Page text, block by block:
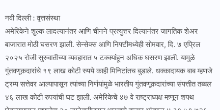
नवी दिल्ली : वृत्तसंस्था
अमेरिकेने शुल्क लादल्यानंतर आणि चीनने प्रत्युत्तर दिल्यानंतर जागतिक शेअर
बाजारात मोठी घसरण झाली. सेन्सेक्स आणि निफ्टीमध्येही सोमवार, दि. ७ एप्रिल
२०२५ रोजी सुरुवातीच्या व्यवहारात ५ टक्क्यांहून अधिक घसरण झाली. यामुळे
गुंतवणूकदारांचे १९ लाख कोटी रुपये काही मिनिटांतच बुडाले. धक्कादायक बाब म्हणजे
ट्रम्प सत्तेवर आल्यापासून त्यांच्या निर्णयांमुळे भारतीय गुंतवणूकदारांच्या संपत्तीत तब्बल
४६ लाख कोटी रुपयांची घट झाली. अमेरिकेचे ४७ वे राष्ट्राध्यक्ष म्हणून शपथ